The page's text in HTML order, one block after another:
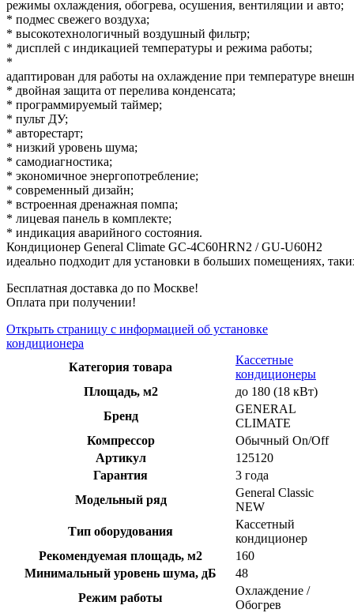
режимы охлаждения, обогрева, осушения, вентиляции и авто;
* подмес свежего воздуха;
* высокотехнологичный воздушный фильтр;
* дисплей с индикацией температуры и режима работы;
*
адаптирован для работы на охлаждение при температуре
* двойная защита от перелива конденсата;
* программируемый таймер;
* пульт ДУ;
* авторестарт;
* низкий уровень шума;
* самодиагностика;
* экономичное энергопотребление;
* современный дизайн;
* встроенная дренажная помпа;
* лицевая панель в комплекте;
* индикация аварийного состояния.
Кондиционер General Climate GC-4C60HRN2 / GU-U60H2
идеально подходит для установки в больших помещениях,
Бесплатная доставка до по Москве!
Оплата при получении!
Открыть страницу с информацией об установке
кондиционера
Категория товара
Кассетные
кондиционеры
Площадь, м2
до 180 (18 кВт)
Бренд
GENERAL
CLIMATE
Компрессор
Обычный On/Off
Артикул
125120
Гарантия
3 года
Модельный ряд
General Classic
NEW
Тип оборудования
Кассетный
кондиционер
Рекомендуемая площадь, м2
160
Минимальный уровень шума, дБ
48
Режим работы
Охлаждение /
Обогрев